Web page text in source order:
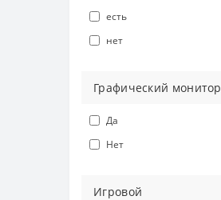
есть
нет
Графический монитор
Да
Нет
Игровой